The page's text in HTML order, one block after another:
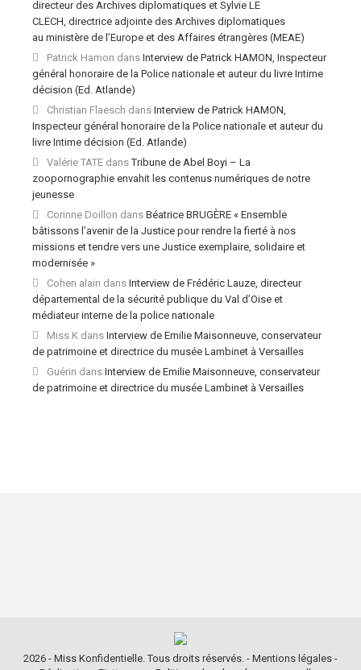
directeur des Archives diplomatiques et Sylvie LE
CLECH, directrice adjointe des Archives diplomatiques
au ministère de l’Europe et des Affaires étrangères (MEAE)
Patrick Hamon dans Interview de Patrick HAMON, Inspecteur
général honoraire de la Police nationale et auteur du livre Intime
décision (Ed. Atlande)
Christian Flaesch dans Interview de Patrick HAMON,
Inspecteur général honoraire de la Police nationale et auteur du
livre Intime décision (Ed. Atlande)
Valérie TATE dansTribune de Abel Boyi – La
zoopornographie envahit les contenus numériques de notre
jeunesse
Corinne Doillon dans Béatrice BRUGÈRE « Ensemble
bâtissons l’avenir de la Justice pour rendre la fierté à nos
missions et tendre vers une Justice exemplaire, solidaire et
modernisée »
Cohen alain dans Interview de Frédéric Lauze, directeur
départemental de la sécurité publique du Val d’Oise et
médiateur interne de la police nationale
Miss K dans Interview de Emilie Maisonneuve, conservateur
de patrimoine et directrice du musée Lambinet à Versailles
Guérin dans Interview de Emilie Maisonneuve, conservateur
de patrimoine et directrice du musée Lambinet à Versailles
2026 - Miss Konfidentielle. Tous droits réservés. - Mentions légales -